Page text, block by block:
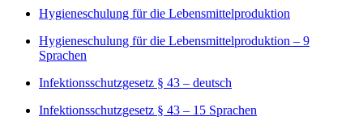
Hygieneschulung für die Lebensmittelproduktion
Hygieneschulung für die Lebensmittelproduktion – 9
Sprachen
Infektionsschutzgesetz § 43 – deutsch
Infektionsschutzgesetz § 43 – 15 Sprachen